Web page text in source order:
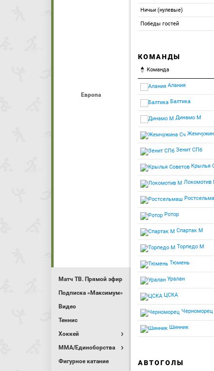
Европа
Матч ТВ. Прямой эфир
Подписка «Максимум»
Видео
Теннис
Хоккей
MMA/Единоборства
Фигурное катание
Ничьи (нулевые)
Победы гостей
КОМАНДЫ
Команда
Алания
Балтика
Динамо М
Зенит СПб
Крылья
Локомотив
Ротор
Спартак М
Торпедо М
Тюмень
Уралан
ЦСКА
Черноморец
Шинник
АВТОГОЛЫ